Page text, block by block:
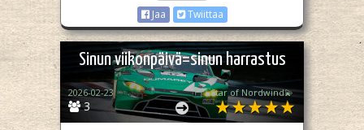
Jaa
Twiittaa
Sinun viikonpäivä=sinun harrastus
3
2026-02-23 🇫🇮Star of Nordwind💫